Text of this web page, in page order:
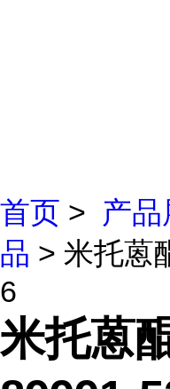
首页 > 产
品 > 米托蒽
6
米托蒽